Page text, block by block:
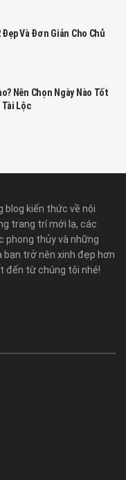
Và Đơn Giản Cho Chủ
Nên Chọn Ngày Nào Tốt
Lộc
blog kiến thức về nội
trang trí mới lạ, các
phong thủy và những
bạn trở nên xinh đẹp hơn
đến từ chúng tôi nhé!